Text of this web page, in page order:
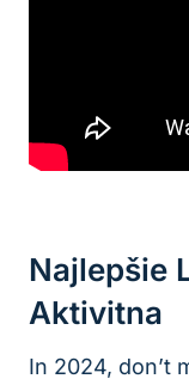
Najlepšie
Aktivitna
In 2024, don’t